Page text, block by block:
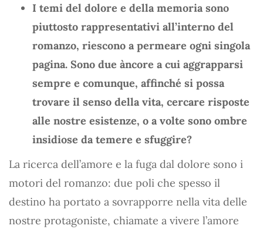
I temi del dolore e della memoria sono
piuttosto rappresentativi all’interno del
romanzo, riescono a permeare ogni singola
pagina. Sono due àncore a cui aggrapparsi
sempre e comunque, affinché si possa
trovare il senso della vita, cercare risposte
alle nostre esistenze, o a volte sono ombre
insidiose da temere e sfuggire?
La ricerca dell’amore e la fuga dal dolore sono i
motori del romanzo: due poli che spesso il
destino ha portato a sovrapporre nella vita delle
nostre protagoniste, chiamate a vivere l’amore